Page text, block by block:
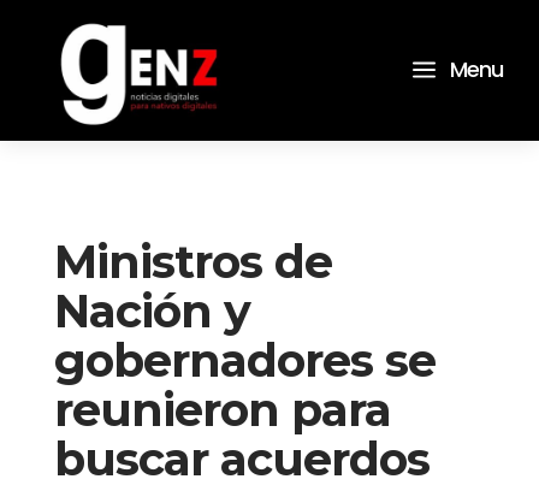
a Menu
Ministros de
Nación y
gobernadores se
reunieron para
buscar acuerdos